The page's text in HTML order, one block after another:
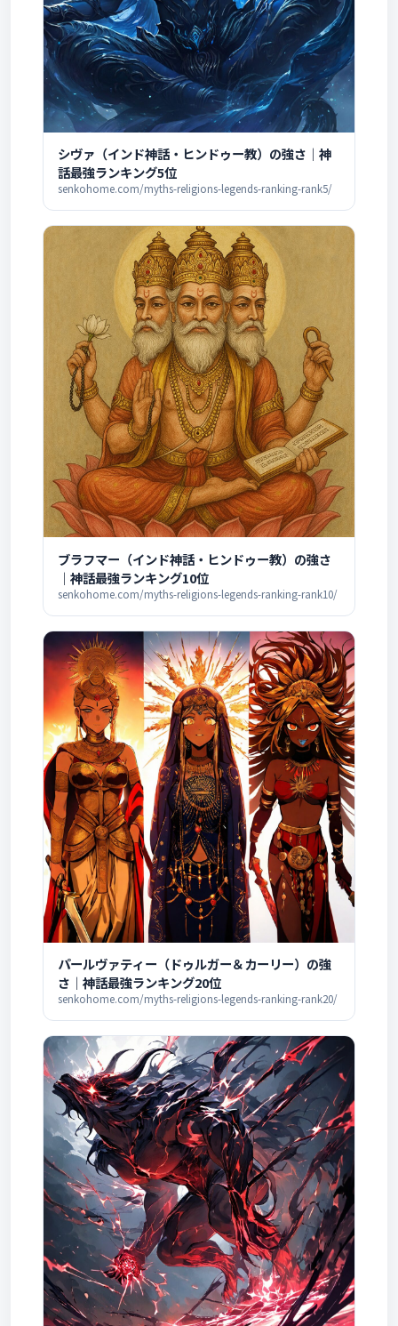
シヴァ（インド神話・ヒンドゥー教）の強さ｜神
話最強ランキング5位
senkohome.com/myths-religions-legends-ranking-rank5/
ブラフマー（インド神話・ヒンドゥー教）の強さ
｜神話最強ランキング10位
senkohome.com/myths-religions-legends-ranking-rank10/
パールヴァティー（ドゥルガー＆カーリー）の強
さ｜神話最強ランキング20位
senkohome.com/myths-religions-legends-ranking-rank20/